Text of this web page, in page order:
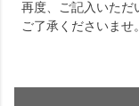
再度、ご記入いただ
ご了承くださいませ。